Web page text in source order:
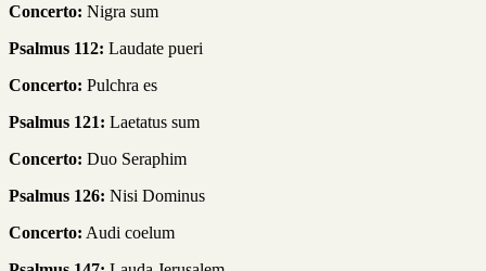
Concerto: Nigra sum
Psalmus 112: Laudate pueri
Concerto: Pulchra es
Psalmus 121: Laetatus sum
Concerto: Duo Seraphim
Psalmus 126: Nisi Dominus
Concerto: Audi coelum